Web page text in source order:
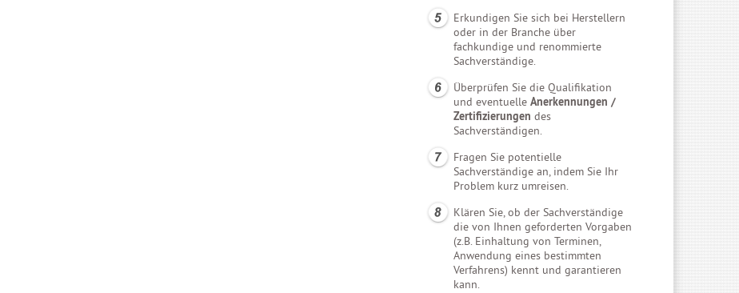
Erkundigen Sie sich bei Herstellern
oder in der Branche über
fachkundige und renommierte
Sachverständige.
Überprüfen Sie die Qualifikation
und eventuelle Anerkennungen /
Zertifizierungen des
Sachverständigen.
Fragen Sie potentielle
Sachverständige an, indem Sie Ihr
Problem kurz umreisen.
Klären Sie, ob der Sachverständige
die von Ihnen geforderten Vorgaben
(z.B. Einhaltung von Terminen,
Anwendung eines bestimmten
Verfahrens) kennt und garantieren
kann.